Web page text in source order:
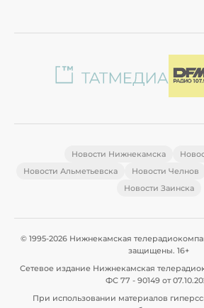
Новости Нижнекамска
Новости Альметьевска
Новости Челнов
Новости Заинска
© 1995-2026 Нижнекамская
защищены. 16+
Сетевое издание Нижнекамская
ФС 77 - 90149 от
При использовании материалов